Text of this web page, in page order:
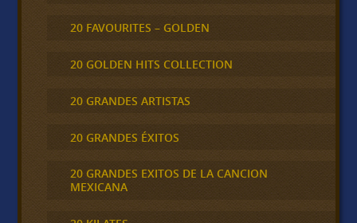
20 FAVOURITES – GOLDEN
20 GOLDEN HITS COLLECTION
20 GRANDES ARTISTAS
20 GRANDES ÉXITOS
20 GRANDES EXITOS DE LA CANCION
MEXICANA